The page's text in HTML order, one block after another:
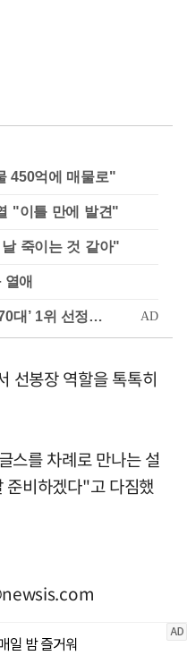
450억에 매물로"
"이틀 만에 발견"
죽이는 것 같아"
애
선봉장 역할을 톡톡히
스를 차례로 만나는 설
비하겠다"고 다짐했